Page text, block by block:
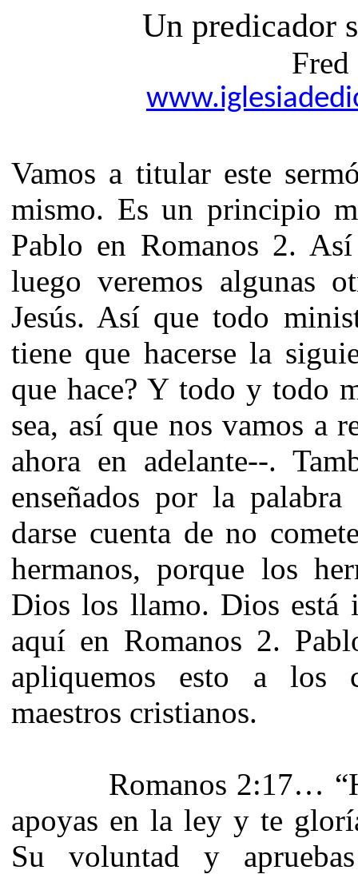
Un predicador
Vamos a titular este
mismo. Es un principio
Pablo en Romanos 2.
luego veremos algunas
Jesús. Así que todo
tiene que hacerse la
que hace? Y todo y todo
sea, así que nos vamos a
ahora en adelante--.
enseñados por la
darse cuenta de no
hermanos, porque los
Dios los llamo. Dios está
aquí en Romanos 2.
apliquemos esto a los
maestros cristianos.
Romanos 2:17… “He
apoyas en la ley y te
Su voluntad y